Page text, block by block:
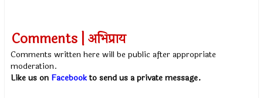
Comments | अभिप्राय
Comments written here will be public after appropriate
moderation.
Like us on Facebookto send us a private message.